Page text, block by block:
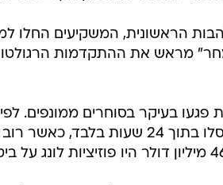
הראשונית, המשקיעים החלו
מראש את ההתקדמות
בפוזיציות לונג חוסלו בתוך 24